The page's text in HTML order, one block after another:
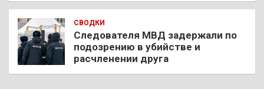
СВОДКИ
Следователя МВД задержали по
подозрению в убийстве и
расчленении друга